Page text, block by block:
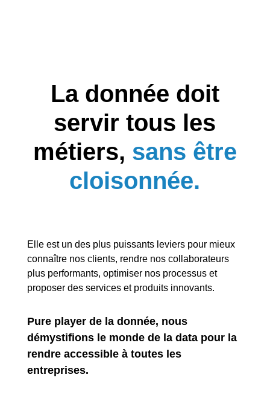
La donnée doit
servir tous les
métiers, sans être
cloisonnée.
Elle est un des plus puissants leviers pour mieux
connaître nos clients, rendre nos collaborateurs
plus performants, optimiser nos processus et
proposer des services et produits innovants.
Pure player de la donnée, nous
démystifions le monde de la data pour la
rendre accessible à toutes les
entreprises.